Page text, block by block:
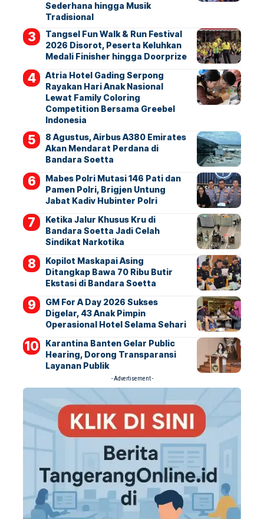
Sederhana hingga Musik
Tradisional
Tangsel Fun Walk & Run Festival
2026 Disorot, Peserta Keluhkan
Medali Finisher hingga Doorprize
Atria Hotel Gading Serpong
Rayakan Hari Anak Nasional
Lewat Family Coloring
Competition Bersama Greebel
Indonesia
8 Agustus, Airbus A380 Emirates
Akan Mendarat Perdana di
Bandara Soetta
Mabes Polri Mutasi 146 Pati dan
Pamen Polri, Brigjen Untung
Jabat Kadiv Hubinter Polri
Ketika Jalur Khusus Kru di
Bandara Soetta Jadi Celah
Sindikat Narkotika
Kopilot Maskapai Asing
Ditangkap Bawa 70 Ribu Butir
Ekstasi di Bandara Soetta
GM For A Day 2026 Sukses
Digelar, 43 Anak Pimpin
Operasional Hotel Selama Sehari
Karantina Banten Gelar Public
Hearing, Dorong Transparansi
Layanan Publik
- Advertisement -